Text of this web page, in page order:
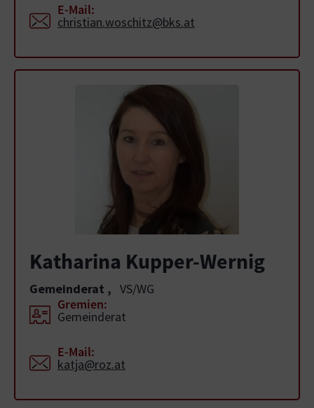
E-Mail:
christian.woschitz@bks.at
Katharina Kupper-Wernig
Gemeinderat , VS/WG
Gremien:
Gemeinderat
E-Mail:
katja@roz.at